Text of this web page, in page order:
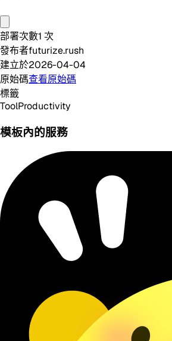
部署次數1 次
發布者futurize.rush
建立於2026-04-04
原始碼查看原始碼
標籤
ToolProductivity
模板內的服務